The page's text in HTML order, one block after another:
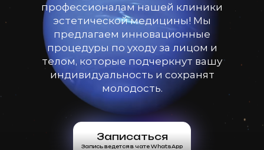
профессионалам нашей клиники
эстетической медицины! Мы
предлагаем инновационные
процедуры по уходу за лицом и
телом, которые подчеркнут вашу
индивидуальность и сохранят
молодость.
Записаться
Запись ведется в чате WhatsApp